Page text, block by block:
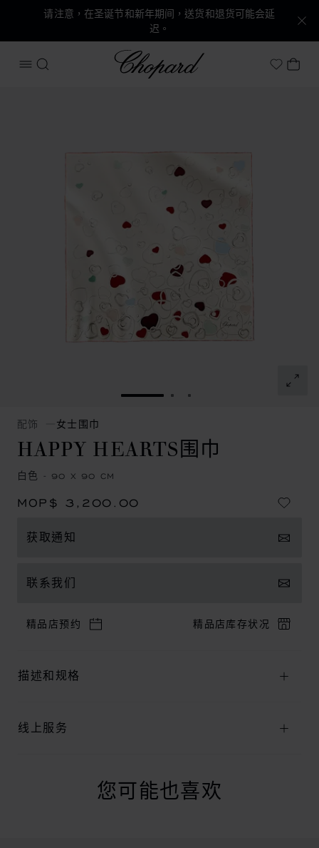
请注意，在圣诞节和新年期间，送货和退货可能会延
迟。
打开菜单
搜索
Chopard
My我
转到幻灯片 1转到幻灯片 2
转到幻灯片 3
配饰 女士围巾
HAPPY HEARTS围巾
白色 - 90 X 90 CM
MOP$ 3,200.00
获取通知
联系我们
精品店预约 精品店库存状况
描述和规格
线上服务
您可能也喜欢